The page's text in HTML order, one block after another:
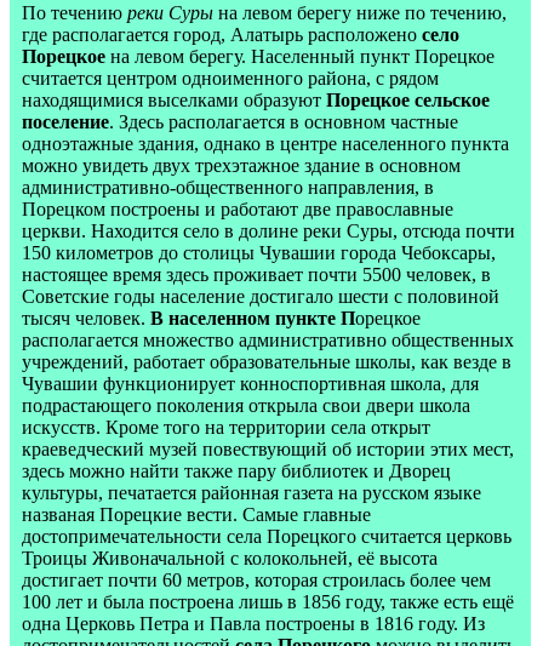
По течению реки Суры на левом берегу ниже по течению,
где располагается город, Алатырь расположено село
Порецкое на левом берегу. Населенный пункт Порецкое
считается центром одноименного района, с рядом
находящимися выселками образуют Порецкое сельское
поселение. Здесь располагается в основном частные
одноэтажные здания, однако в центре населенного пункта
можно увидеть двух трехэтажное здание в основном
административно-общественного направления, в
Порецком построены и работают две православные
церкви. Находится село в долине реки Суры, отсюда почти
150 километров до столицы Чувашии города Чебоксары,
настоящее время здесь проживает почти 5500 человек, в
Советские годы население достигало шести с половиной
тысяч человек. В населенном пункте Порецкое
располагается множество административно общественных
учреждений, работает образовательные школы, как везде в
Чувашии функционирует конноспортивная школа, для
подрастающего поколения открыла свои двери школа
искусств. Кроме того на территории села открыт
краеведческий музей повествующий об истории этих мест,
здесь можно найти также пару библиотек и Дворец
культуры, печатается районная газета на русском языке
названая Порецкие вести. Самые главные
достопримечательности села Порецкого считается церковь
Троицы Живоначальной с колокольней, её высота
достигает почти 60 метров, которая строилась более чем
100 лет и была построена лишь в 1856 году, также есть ещё
одна Церковь Петра и Павла построены в 1816 году. Из